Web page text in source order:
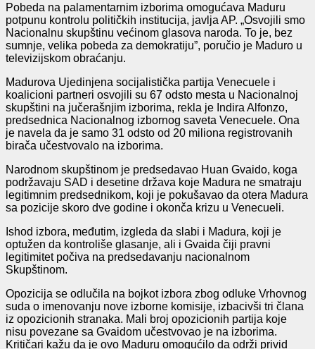
Pobeda na palamentarnim izborima omogućava Maduru
potpunu kontrolu političkih institucija, javlja AP. „Osvojili smo
Nacionalnu skupštinu većinom glasova naroda. To je, bez
sumnje, velika pobeda za demokratiju”, poručio je Maduro u
televizijskom obraćanju.
Madurova Ujedinjena socijalistička partija Venecuele i
koalicioni partneri osvojili su 67 odsto mesta u Nacionalnoj
skupštini na jučerašnjim izborima, rekla je Indira Alfonzo,
predsednica Nacionalnog izbornog saveta Venecuele. Ona
je navela da je samo 31 odsto od 20 miliona registrovanih
birača učestvovalo na izborima.
Narodnom skupštinom je predsedavao Huan Gvaido, koga
podržavaju SAD i desetine država koje Madura ne smatraju
legitimnim predsednikom, koji je pokušavao da otera Madura
sa pozicije skoro dve godine i okonča krizu u Venecueli.
Ishod izbora, međutim, izgleda da slabi i Madura, koji je
optužen da kontroliše glasanje, ali i Gvaida čiji pravni
legitimitet počiva na predsedavanju nacionalnom
Skupštinom.
Opozicija se odlučila na bojkot izbora zbog odluke Vrhovnog
suda o imenovanju nove izborne komisije, izbacivši tri člana
iz opozicionih stranaka. Mali broj opozicionih partija koje
nisu povezane sa Gvaidom učestvovao je na izborima.
Kritičari kažu da je ovo Maduru omogućilo da održi privid